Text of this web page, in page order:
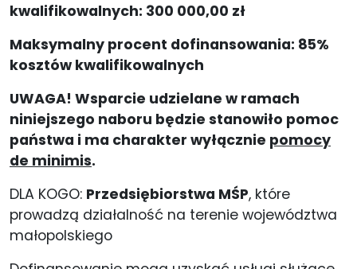
kwalifikowalnych: 300 000,00 zł
Maksymalny procent dofinansowania: 85%
kosztów kwalifikowalnych
UWAGA! Wsparcie udzielane w ramach
niniejszego naboru będzie stanowiło pomoc
państwa i ma charakter wyłącznie pomocy
de minimis.
DLA KOGO: Przedsiębiorstwa MŚP, które
prowadzą działalność na terenie województwa
małopolskiego